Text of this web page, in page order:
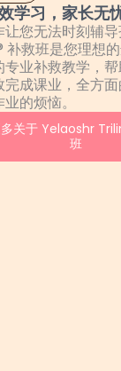
学习，家长无
您无法时刻辅导
补救班是您理想
专业补救教学，
完成课业，全方
的烦恼。
关于 Yelaoshr
班